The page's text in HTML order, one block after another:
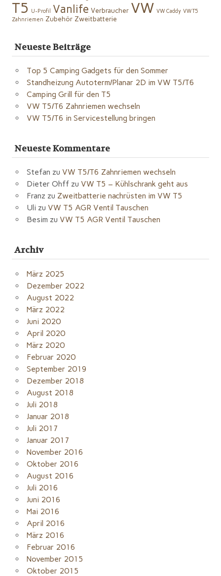
T5 U-Profil Vanlife Verbraucher VW VW Caddy VW T5
Zahnriemen Zubehör Zweitbatterie
Neueste Beiträge
Top 5 Camping Gadgets für den Sommer
Standheizung Autoterm/Planar 2D im VW T5/T6
Camping Grill für den T5
VW T5/T6 Zahnriemen wechseln
VW T5/T6 in Servicestellung bringen
Neueste Kommentare
Stefan zu VW T5/T6 Zahnriemen wechseln
Dieter Ohff zu VW T5 – Kühlschrank geht aus
Franz zu Zweitbatterie nachrüsten im VW T5
Uli zu VW T5 AGR Ventil Tauschen
Besim zu VW T5 AGR Ventil Tauschen
Archiv
März 2025
Dezember 2022
August 2022
März 2022
Juni 2020
April 2020
März 2020
Februar 2020
September 2019
Dezember 2018
August 2018
Juli 2018
Januar 2018
Juli 2017
Januar 2017
November 2016
Oktober 2016
August 2016
Juli 2016
Juni 2016
Mai 2016
April 2016
März 2016
Februar 2016
November 2015
Oktober 2015